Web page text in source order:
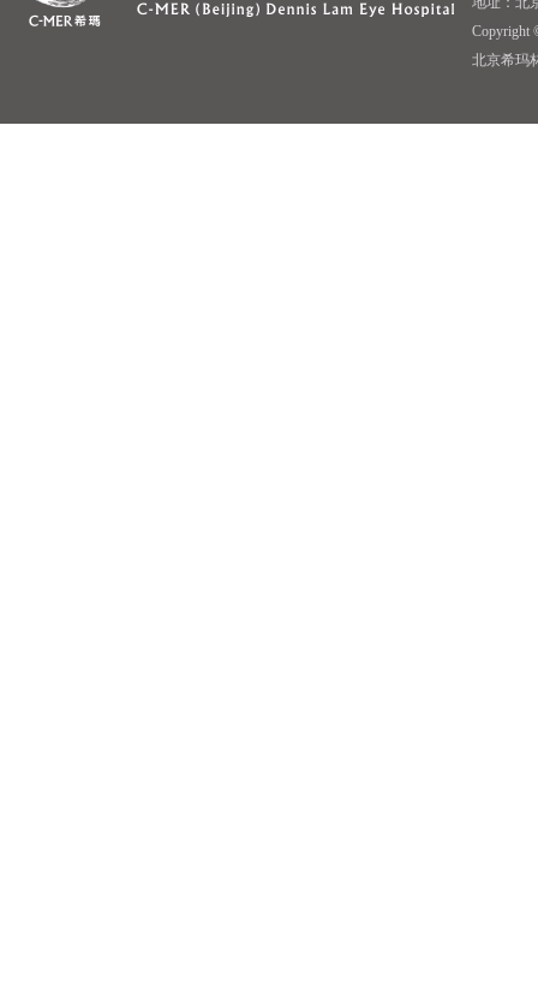
Copyright
北京希玛